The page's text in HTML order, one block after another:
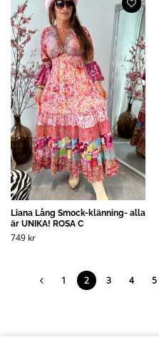
Liana Lång Smock-klänning- alla
är UNIKA! ROSA C
749 kr
1 2 3 4 5